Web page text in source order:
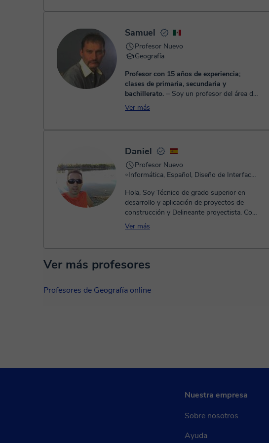
parte teórica, pero también actividades
estudiante.
Samuel
Profesor Nuevo
Geografía
Profesor con 15 años de experiencia;
clases de primaria, secundaria y
bachillerato. ⏤ Soy un profesor del área de
Ciencias Sociales y Humanidades en los
niveles de primaria, secundaria,
de: His...
Ver más
Daniel
Profesor Nuevo
Informática, Español, Diseño de Interfaces (UX y UI), Diseño Gráfico, Música, Ofimática, Geografía, Programación
Hola, Soy Técnico de grado superior en
desarrollo y aplicación de proyectos de
construcción y Delineante proyectista. Con
experiencia en el sector...
Ver más
Ver más profesores
Profesores de Geografía online
Nuestra empresa
Sobre nosotros
Ayuda